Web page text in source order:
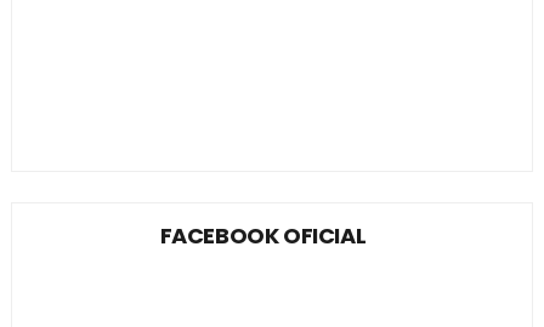
FACEBOOK OFICIAL